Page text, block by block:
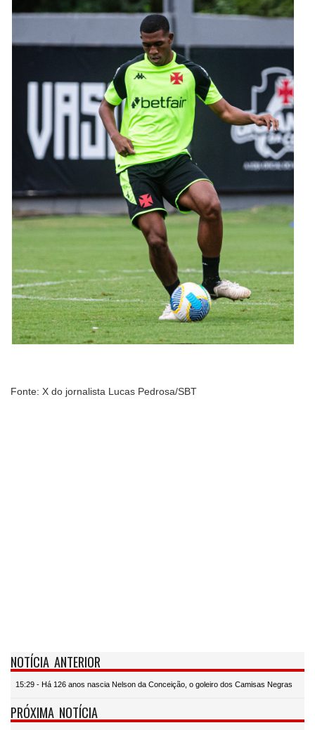
Fonte: X do jornalista Lucas Pedrosa/SBT
NOTÍCIA ANTERIOR
15:29 - Há 126 anos nascia Nelson da Conceição, o goleiro dos Camisas Negras
PRÓXIMA NOTÍCIA